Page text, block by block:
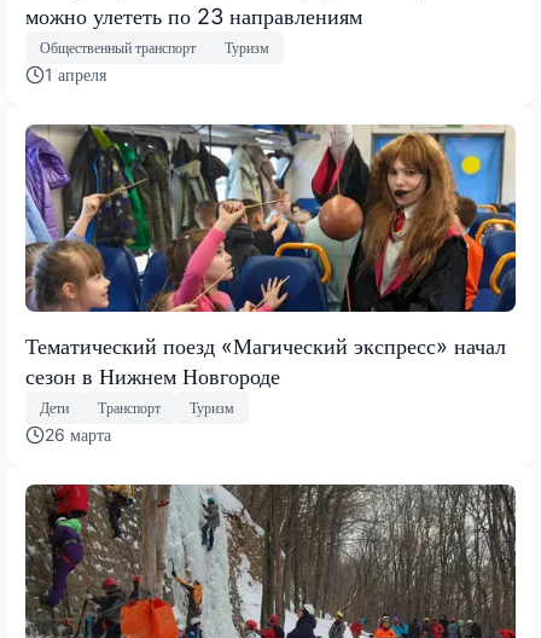
можно улететь по 23 направлениям
Общественный транспорт Туризм
1 апреля
Тематический поезд «Магический экспресс» начал
сезон в Нижнем Новгороде
Дети Транспорт Туризм
26 марта